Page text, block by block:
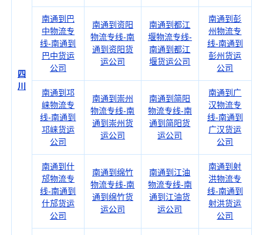
四
川
南通到巴
中物流专
线-南通到
巴中货运
公司
南通到资阳
物流专线-南
通到资阳货
运公司
南通到都江
堰物流专线-
南通到都江
堰货运公司
南通到彭
州物流专
线-南通到
彭州货运
公司
南通到邛
崃物流专
线-南通到
邛崃货运
公司
南通到崇州
物流专线-南
通到崇州货
运公司
南通到简阳
物流专线-南
通到简阳货
运公司
南通到广
汉物流专
线-南通到
广汉货运
公司
南通到什
邡物流专
线-南通到
什邡货运
公司
南通到绵竹
物流专线-南
通到绵竹货
运公司
南通到江油
物流专线-南
通到江油货
运公司
南通到射
洪物流专
线-南通到
射洪货运
公司